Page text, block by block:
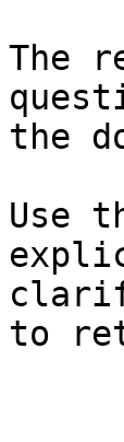
The
the
Use